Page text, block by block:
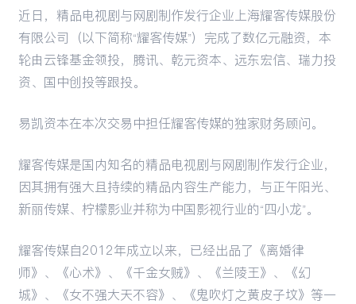
近日，精品电视剧与网剧制作发行企业上海耀客传媒股份
有限公司（以下简称“耀客传媒”）完成了数亿元融资，本
轮由云锋基金领投，腾讯、乾元资本、远东宏信、瑞力投
资、国中创投等跟投。
易凯资本在本次交易中担任耀客传媒的独家财务顾问。
耀客传媒是国内知名的精品电视剧与网剧制作发行企业，
因其拥有强大且持续的精品内容生产能力，与正午阳光、
新丽传媒、柠檬影业并称为中国影视行业的“四小龙”。
耀客传媒自2012年成立以来，已经出品了《离婚律
师》、《心术》、《千金女贼》、《兰陵王》、《幻
城》、《女不强大天不容》、《鬼吹灯之黄皮子坟》等一